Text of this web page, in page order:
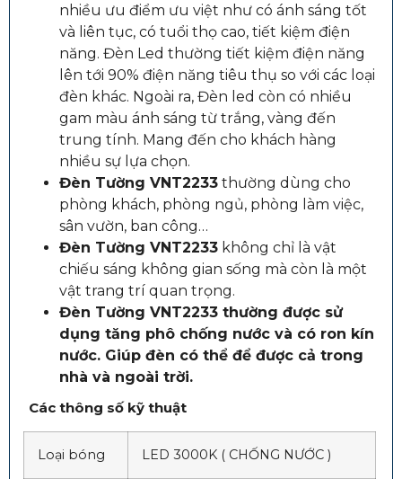
nhiều ưu điểm ưu việt như có ánh sáng tốt
và liên tục, có tuổi thọ cao, tiết kiệm điện
năng. Đèn Led thường tiết kiệm điện năng
lên tới 90% điện năng tiêu thụ so với các loại
đèn khác. Ngoài ra, Đèn led còn có nhiều
gam màu ánh sáng từ trắng, vàng đến
trung tính. Mang đến cho khách hàng
nhiều sự lựa chọn.
Đèn Tường VNT2233 thường dùng cho
phòng khách, phòng ngủ, phòng làm việc,
sân vườn, ban công…
Đèn Tường VNT2233 không chỉ là vật
chiếu sáng không gian sống mà còn là một
vật trang trí quan trọng.
Đèn Tường VNT2233 thường được sử
dụng tăng phô chống nước và có ron kín
nước. Giúp đèn có thể để được cả trong
nhà và ngoài trời.
Các thông số kỹ thuật
Loại bóng LED 3000K ( CHỐNG NƯỚC )